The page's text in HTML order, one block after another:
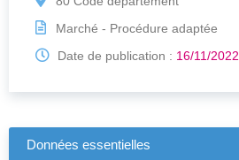
Marché - Procédure adaptée
Date de publication : 16/11/2022
Données essentielles